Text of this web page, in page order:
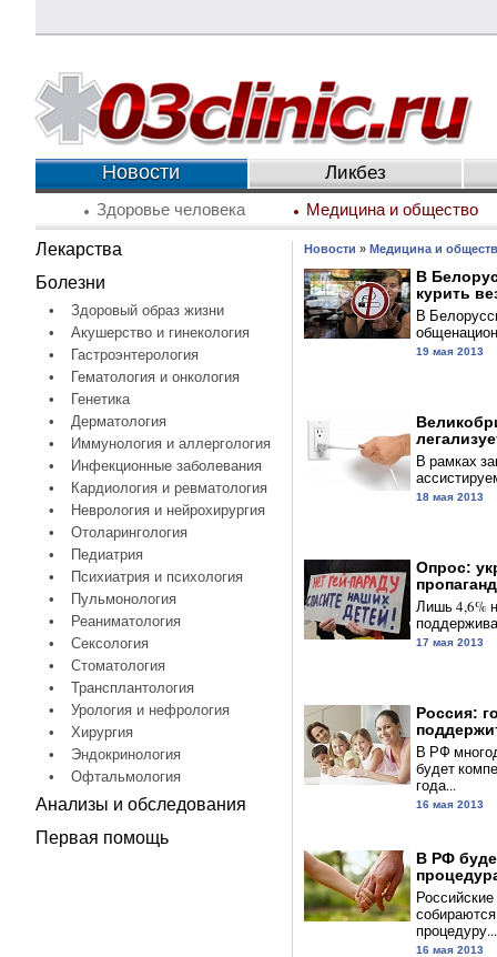
Новости Ликбез
Здоровье человека Медицина и общество
Лекарства
Болезни
•
Здоровый образ жизни
•
Акушерство и гинекология
•
Гастроэнтерология
•
Гематология и онкология
•
Генетика
•
Дерматология
•
Иммунология и аллергология
•
Инфекционные заболевания
•
Кардиология и ревматология
•
Неврология и нейрохирургия
•
Отоларингология
•
Педиатрия
•
Психиатрия и психология
•
Пульмонология
•
Реаниматология
•
Сексология
•
Стоматология
•
Трансплантология
•
Урология и нефрология
•
Хирургия
•
Эндокринология
•
Офтальмология
Анализы и обследования
Первая помощь
Новости » Медицина и
В
курить
В
19 мая 2013
В рамках
18 мая 2013
Опрос:
Лишь 4,6%
17 мая 2013
Россия:
В РФ
будет
года...
16 мая 2013
В РФ
процедуру...
16 мая 2013